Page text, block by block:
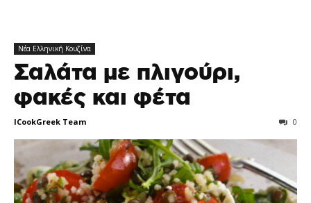
Νέα Ελληνική Κουζίνα
Σαλάτα με πλιγούρι,
φακές και φέτα
ICookGreek Team 0